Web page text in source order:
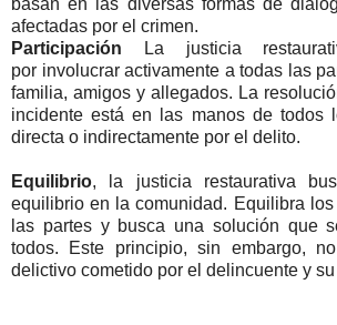
afectadas por el crimen.
Participación
La justicia
por involucrar activamente a todas las
familia, amigos y allegados. La
incidente está en las manos de todos
directa o indirectamente por el delito.
Equilibrio, la justicia restaurativa
equilibrio en la comunidad. Equilibra
las partes y busca una solución que
todos. Este principio, sin embargo,
delictivo cometido por el delincuente y